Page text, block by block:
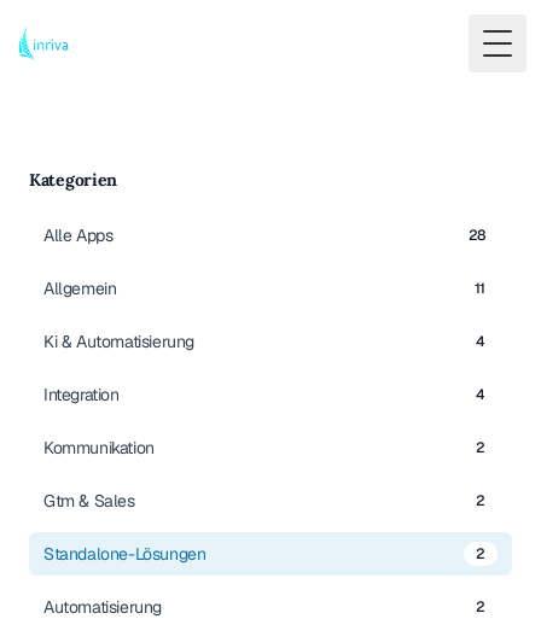
Kategorien
Alle Apps 28
Allgemein 11
Ki & Automatisierung 4
Integration 4
Kommunikation 2
Gtm & Sales 2
Standalone-Lösungen 2
Automatisierung 2